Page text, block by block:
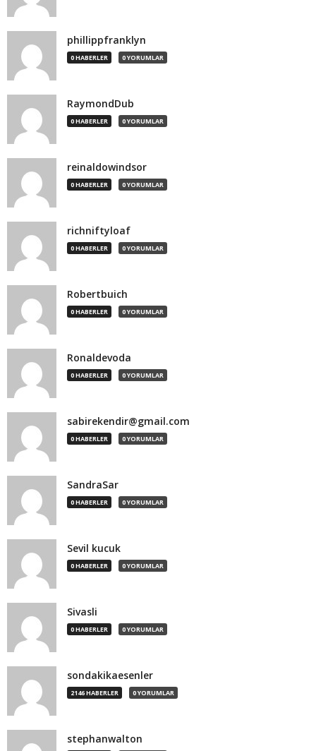
phillippfranklyn
0 HABERLER 0 YORUMLAR
RaymondDub
0 HABERLER 0 YORUMLAR
reinaldowindsor
0 HABERLER 0 YORUMLAR
richniftyloaf
0 HABERLER 0 YORUMLAR
Robertbuich
0 HABERLER 0 YORUMLAR
Ronaldevoda
0 HABERLER 0 YORUMLAR
sabirekendir@gmail.com
0 HABERLER 0 YORUMLAR
SandraSar
0 HABERLER 0 YORUMLAR
Sevil kucuk
0 HABERLER 0 YORUMLAR
Sivasli
0 HABERLER 0 YORUMLAR
sondakikaesenler
2146 HABERLER 0 YORUMLAR
stephanwalton